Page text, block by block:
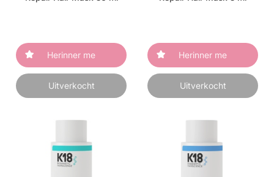
Herinner me
Uitverkocht
Herinner me
Uitverkocht